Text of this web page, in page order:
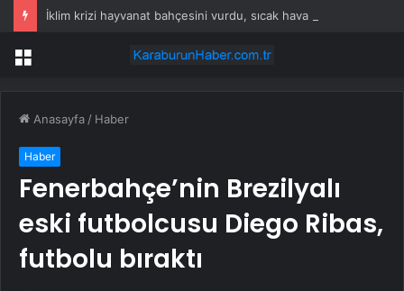
Menü
Anasayfa / Haber
Haber
Fenerbahçe’nin Brezilyalı
eski futbolcusu Diego Ribas,
futbolu bıraktı